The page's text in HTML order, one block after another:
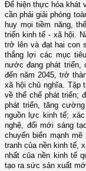
Để hiện thực hóa khát
cần phải giải phóng
huy mọi tiềm năng,
triển kinh tế - xã hội.
trở lên và đạt hai con
thắng lợi các mục
nước đang phát triển,
đến năm 2045, trở
xã hội chủ nghĩa. Tập
về thể chế phát triển;
phát triển, tăng
nguồn lực kinh tế;
nghệ, đổi mới sáng
chuyển biến mạnh
tranh của nền kinh tế,
nhất của nền kinh tế
tạo ra sức sản xuất